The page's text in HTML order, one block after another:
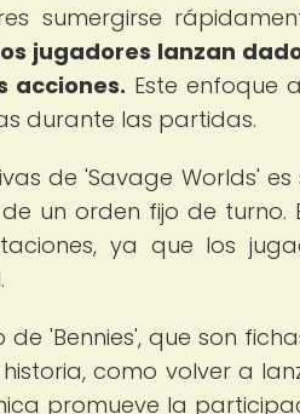
sumergirse
jugadores lanzan
acciones. Este enfoque
durante las partidas.
de 'Savage Worlds'
un orden fijo de turno.
ya que los
'Bennies', que son
como volver a
promueve la